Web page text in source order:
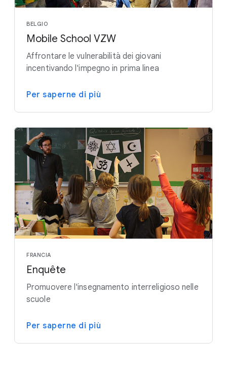
BELGIO
Mobile School VZW
Affrontare le vulnerabilità dei giovani
incentivando l'impegno in prima linea
Per saperne di più
FRANCIA
Enquête
Promuovere l'insegnamento interreligioso nelle
scuole
Per saperne di più